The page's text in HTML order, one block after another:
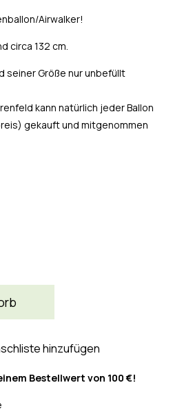
Airwalker!
circa 132 cm.
seiner Größe nur unbefüllt
kann natürlich jeder Ballon
gekauft und mitgenommen
hinzufügen
Bestellwert von 100 €!